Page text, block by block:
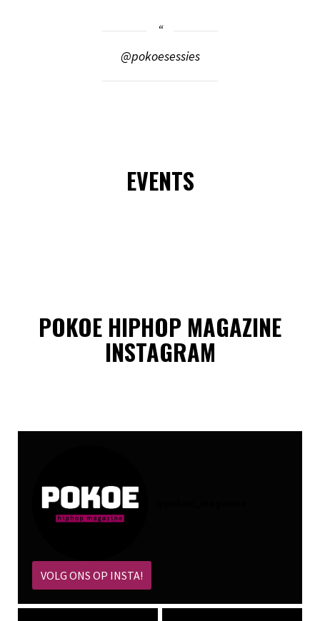
@pokoesessies
EVENTS
POKOE HIPHOP MAGAZINE
INSTAGRAM
VOLG ONS OP INSTA!